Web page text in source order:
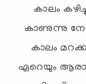
കാലം
കാണുന്നു
കാലം
ഏറെയും